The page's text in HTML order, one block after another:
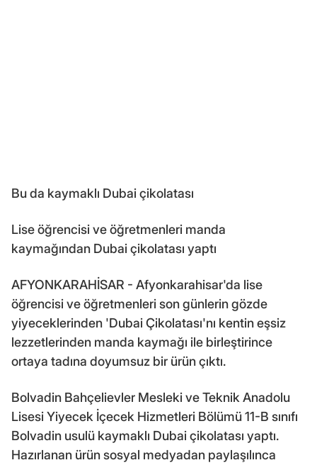
Bu da kaymaklı Dubai çikolatası
Lise öğrencisi ve öğretmenleri manda
kaymağından Dubai çikolatası yaptı
AFYONKARAHİSAR - Afyonkarahisar'da lise
öğrencisi ve öğretmenleri son günlerin gözde
yiyeceklerinden 'Dubai Çikolatası'nı kentin eşsiz
lezzetlerinden manda kaymağı ile birleştirince
ortaya tadına doyumsuz bir ürün çıktı.
Bolvadin Bahçelievler Mesleki ve Teknik Anadolu
Lisesi Yiyecek İçecek Hizmetleri Bölümü 11-B sınıfı
Bolvadin usulü kaymaklı Dubai çikolatası yaptı.
Hazırlanan ürün sosyal medyadan paylaşılınca